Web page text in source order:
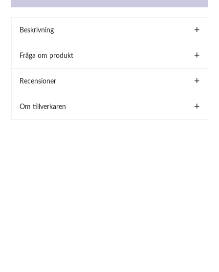
Beskrivning
Fråga om produkt
Recensioner
Om tillverkaren